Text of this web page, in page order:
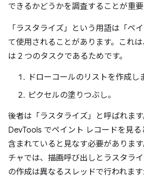
できるかどうかを調査することが重要
「ラスタライズ」という用語は「ペ
て使用されることがあります。これ
は 2 つのタスクであるためです。
ドローコールのリストを作成し
ピクセルの塗りつぶし。
後者は「ラスタライズ」と呼ばれます
DevTools でペイント レコードを見
含まれていると見なす必要がありま
チャでは、描画呼び出しとラスタラ
の作成は異なるスレッドで行われま